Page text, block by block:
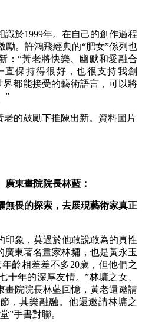
於1999年。在自己的創作過程
勵。許鴻飛經典的“肥女”係列也
：“黃老將快樂、幽默和愛融合
保持得很好，也很支持我創
界都能接受的藝術語言，可以將
”
老的鼓勵下推陳出新。資料圖片
東畫院院長林藍：
畏的探索，去展現藝術家真正
象，莫過於他敢說敢為的真性
廣東著名畫家林墉，也是黃永玉
齡相差差不多20歲，但他們之
十年的深厚友情。”林墉之女、
畫院院長林藍回憶，黃老還邀請
，其樂融融。他還邀請林墉之
”手書對聯。